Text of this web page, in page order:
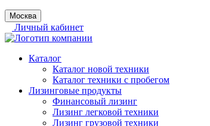
Москва
Личный кабинет
Каталог
Каталог новой техники
Каталог техники с пробегом
Лизинговые продукты
Финансовый лизинг
Лизинг легковой техники
Лизинг грузовой техники